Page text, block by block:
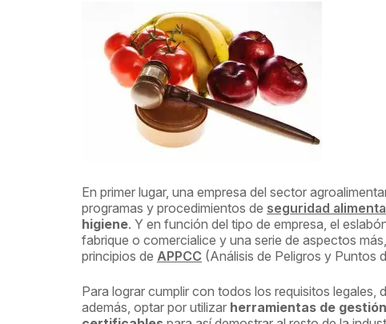
En primer lugar, una empresa del sector
programas y procedimientos de seguridad
higiene. Y en función del tipo de empresa, el
fabrique o comercialice y una serie de aspectos
principios de APPCC (Análisis de Peligros y Puntos
Para lograr cumplir con todos los requisitos
además, optar por utilizar herramientas de